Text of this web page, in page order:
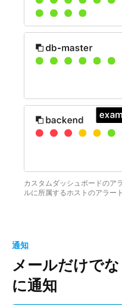
カスタムダッシュボードのア
ルに所属するホストのアラー
通知
メールだけで
に通知